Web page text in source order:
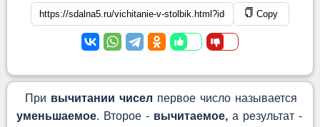
Copy
При вычитании чисел первое число называется
уменьшаемое. Второе - вычитаемое,а результат -